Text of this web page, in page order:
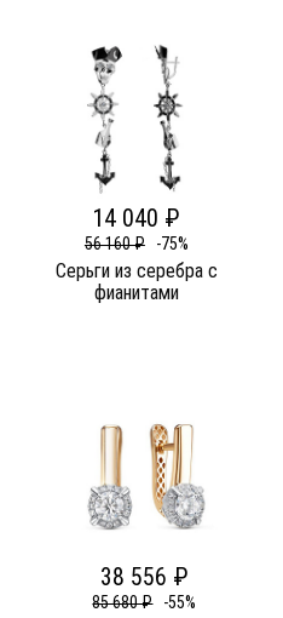
14 040 ₽
56 160 ₽ -75%
Серьги из серебра c
фианитами
38 556 ₽
85 680 ₽ -55%